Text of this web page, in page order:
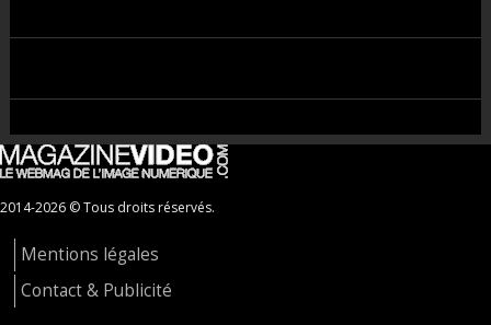
2014-2026 © Tous droits réservés.
Mentions légales
Contact & Publicité